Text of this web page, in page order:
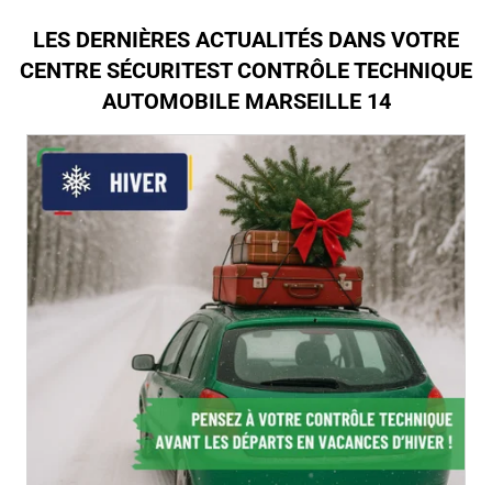
LES DERNIÈRES ACTUALITÉS DANS VOTRE
CENTRE SÉCURITEST CONTRÔLE TECHNIQUE
AUTOMOBILE MARSEILLE 14